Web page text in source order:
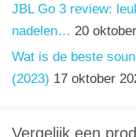
JBL Go 3 review:
nadelen… 20
Wat is de beste
(2023) 17 oktober
Vergelijk een